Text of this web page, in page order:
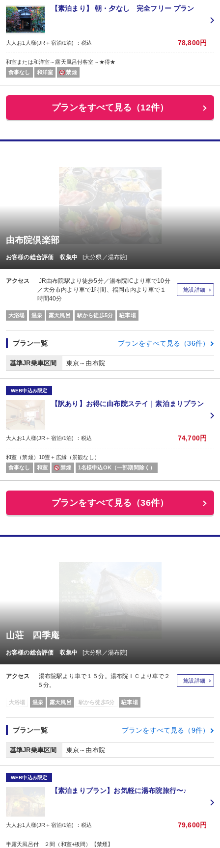
【素泊まり】 朝・夕なし 完全フリー プラン
大人お1人様(JR＋宿泊/1泊) ：税込 78,800円
和室または和洋室～露天風呂付客室～★得★
食事なし
和洋室 禁煙
プランをすべて見る（12件）
由布院倶楽部
お客様の総合評価 収集中 [大分県／湯布院]
アクセス
JR由布院駅より徒歩5分／湯布院ICより車で10分
／大分市内より車で1時間、福岡市内より車で１
時間40分
施設詳細
大浴場 温泉 露天風呂 駅から徒歩5分 駐車場
プラン一覧 プランをすべて見る（36件）
基準JR乗車区間 東京～由布院
WEB申込み限定
【訳あり】お得に由布院ステイ｜素泊まりプラン
大人お1人様(JR＋宿泊/1泊) ：税込 74,700円
和室（禁煙）10畳＋広縁（景観なし）
食事なし
和室 禁煙 1名様申込OK（一部期間除く）
プランをすべて見る（36件）
山荘 四季庵
お客様の総合評価 収集中 [大分県／湯布院]
アクセス
湯布院駅より車で１５分。湯布院ＩＣより車で２
５分。
施設詳細
大浴場 温泉 露天風呂 駅から徒歩5分 駐車場
プラン一覧 プランをすべて見る（9件）
基準JR乗車区間 東京～由布院
WEB申込み限定
【素泊まりプラン】お気軽に湯布院旅行〜♪
大人お1人様(JR＋宿泊/1泊) ：税込 79,600円
半露天風呂付 ２間（和室+板間）【禁煙】